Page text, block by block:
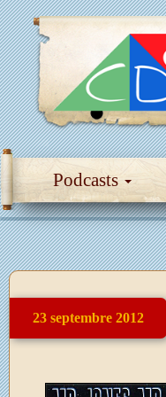
Podcasts
23 septembre 2012